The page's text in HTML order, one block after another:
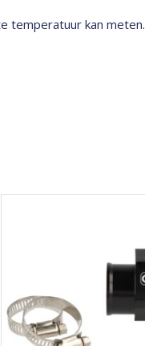
temperatuur kan meten.